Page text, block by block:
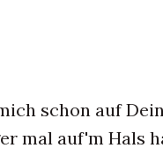
schon auf
mal auf'm Hals